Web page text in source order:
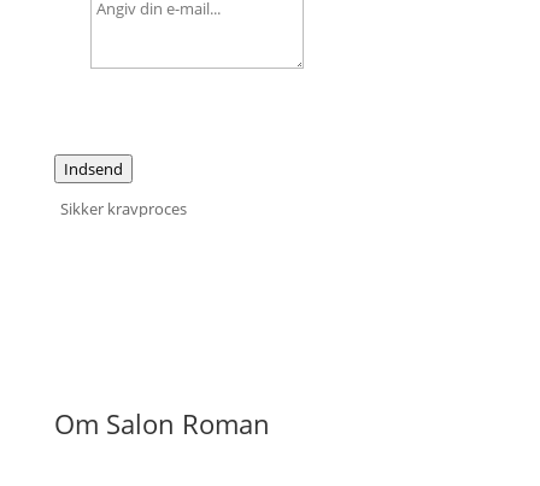
Indsend
Sikker kravproces
Om Salon Roman